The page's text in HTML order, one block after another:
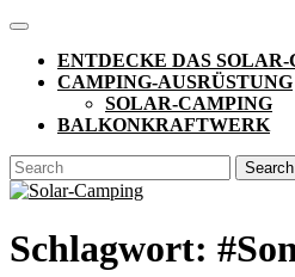
Skip
content
Open
ButtonENTDECKE DAS
CAMPING-AUSRÜSTUNG
SOLAR-CAMPING
BALKONKRAFTWERK
CLOSE
BUTTON
Search
for:
Schlagwort: